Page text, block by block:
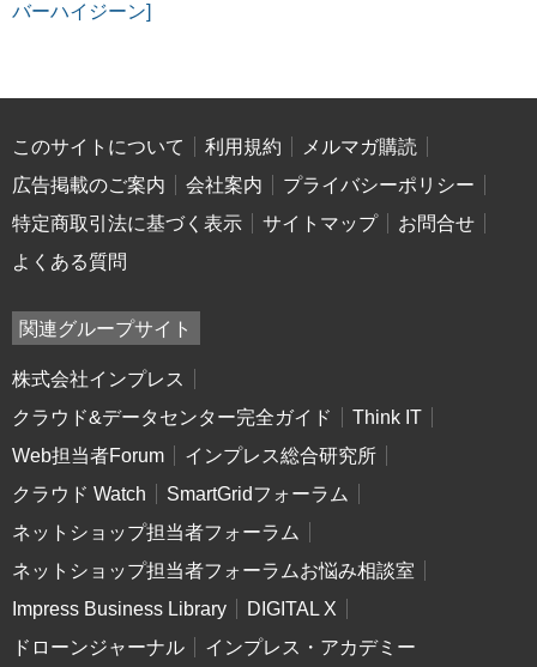
バーハイジーン]
このサイトについて 利用規約
メルマガ購読
広告掲載のご案内
会社案内
プライバシーポリシー
特定商取引法に基づく表示
サイトマップ
お問合せ
よくある質問
関連グループサイト
株式会社インプレス
クラウド&データセンター完全ガイド
Think IT
Web担当者Forum
インプレス総合研究所
クラウド Watch
SmartGridフォーラム
ネットショップ担当者フォーラム
ネットショップ担当者フォーラムお悩み相談室
Impress Business Library
DIGITAL X
ドローンジャーナル
インプレス・アカデミー